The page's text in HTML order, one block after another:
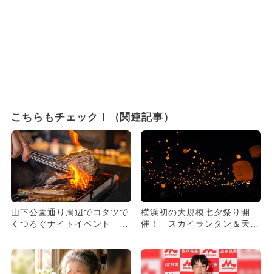
こちらもチェック！（関連記事）
山下公園通り周辺でコタツで
くつろぐナイトイベント 規
横浜初の大規模七夕祭り開
催！ スカイランタン＆天の